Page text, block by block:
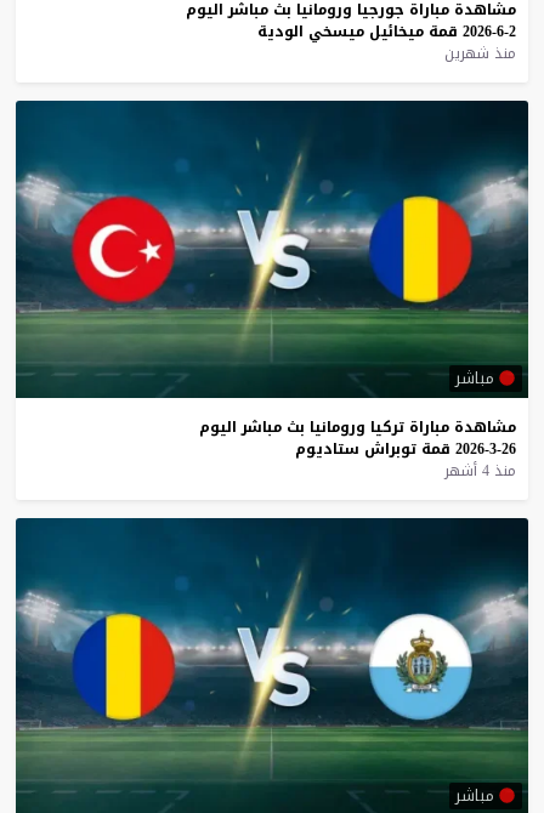
مشاهدة مباراة جورجيا ورومانيا بث مباشر اليوم
2-6-2026
قمة ميخائيل ميسخي الودية
منذ شهرين
مباشر
مشاهدة مباراة تركيا ورومانيا بث مباشر اليوم
26-3-2026
قمة توبراش ستاديوم
منذ 4 أشهر
مباشر